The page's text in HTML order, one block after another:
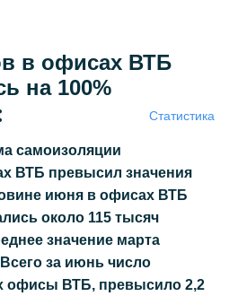
в офисах ВТБ
на 100%
Статистика
самоизоляции
ВТБ превысил значения
июня в офисах ВТБ
около 115 тысяч
значение марта
за июнь число
офисы ВТБ, превысило 2,2